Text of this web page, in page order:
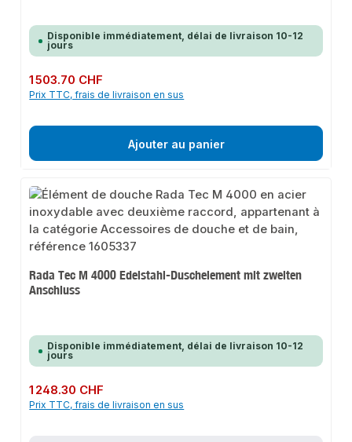
Disponible immédiatement, délai de livraison 10-12
jours
Prix régulier :
1 503.70 CHF
Prix TTC, frais de livraison en sus
Ajouter au panier
Rada Tec M 4000 Edelstahl-Duschelement mit zweiten
Anschluss
Disponible immédiatement, délai de livraison 10-12
jours
Prix régulier :
1 248.30 CHF
Prix TTC, frais de livraison en sus